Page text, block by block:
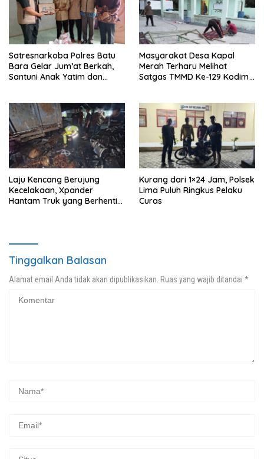
Satresnarkoba Polres Batu
Bara Gelar Jum’at Berkah,
Santuni Anak Yatim dan
Masyarakat Desa Kapal
Merah Terharu Melihat
Satgas TMMD Ke-129 Kodim
Mushollah Al Maghribi
Laju Kencang Berujung
Kecelakaan, Xpander
Hantam Truk yang Berhenti
Kurang dari 1×24 Jam, Polsek
Lima Puluh Ringkus Pelaku
Curas
Tinggalkan Balasan
Alamat email Anda tidak akan dipublikasikan. Ruas yang wajib ditandai *